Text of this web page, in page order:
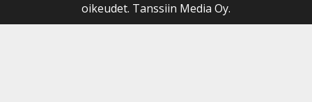
oikeudet. Tanssiin Media Oy.